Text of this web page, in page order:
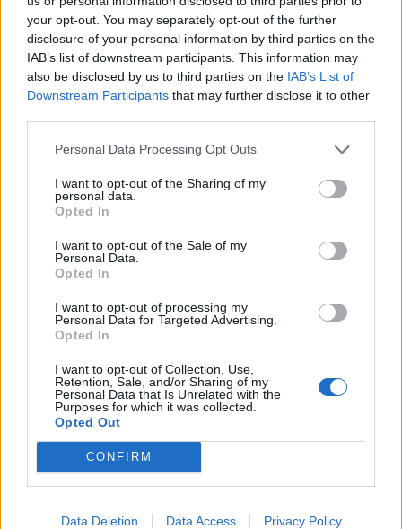
your opt-out. You may separately opt-out of the further
disclosure of your personal information by third parties on the
IAB’s list of downstream participants. This information may
also be disclosed by us to third parties on the IAB’s List of
Downstream Participants that may further disclose it to other
Personal Data Processing Opt Outs
I want to opt-out of the Sharing of my
personal data.
Opted In
I want to opt-out of the Sale of my
Personal Data.
Opted In
I want to opt-out of processing my
Personal Data for Targeted Advertising.
Opted In
I want to opt-out of Collection, Use,
Retention, Sale, and/or Sharing of my
Personal Data that Is Unrelated with the
Purposes for which it was collected.
Opted Out
CONFIRM
Data Deletion Data Access Privacy Policy
2026. augusztus 07., péntek
Ha a helyzet indokolja, biztonsági
intézkedéseket lehet elrendelni az
országos villamosenergia-
hálózatban